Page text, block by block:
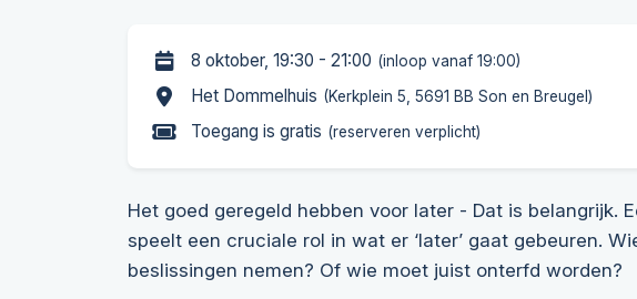
8 oktober, 19:30 - 21:00 (inloop vanaf 19:00)
Het Dommelhuis (Kerkplein 5, 5691 BB Son en Breugel)
Toegang is gratis (reserveren verplicht)
Het goed geregeld hebben voor later - Dat is belangrijk.
speelt een cruciale rol in wat er ‘later’ gaat gebeuren.
beslissingen nemen? Of wie moet juist onterfd worden?